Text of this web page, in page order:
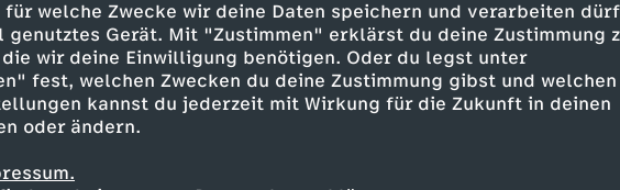
für welche Zwecke wir deine Daten speichern und verarbeiten
Gerät. Mit "Zustimmen" erklärst du deine Zustimmung
wir deine Einwilligung benötigen. Oder du legst unter
fest, welchen Zwecken du deine Zustimmung gibst und
kannst du jederzeit mit Wirkung für die Zukunft in deinen
oder ändern.
Reportage informativ Untertitel KiKA LIVE